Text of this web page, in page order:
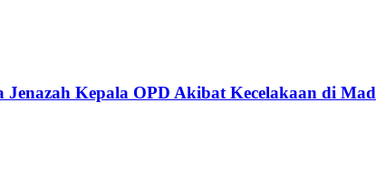
Kepala OPD Akibat Kecelakaan di